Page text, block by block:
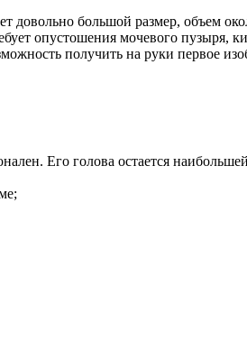
довольно большой размер, объем
опустошения мочевого пузыря,
получить на руки первое
Его голова остается